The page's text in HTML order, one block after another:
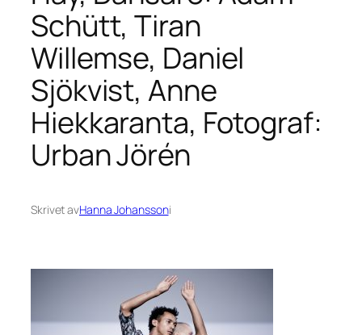
Schütt, Tiran
Willemse, Daniel
Sjökvist, Anne
Hiekkaranta, Fotograf:
Urban Jörén
Skrivet avHanna Johanssoni